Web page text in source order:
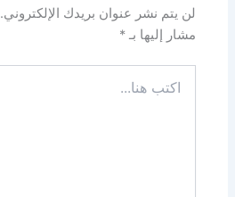
لن يتم نشر عنوان بريدك الإلكتروني.
مشار إليها بـ*
هنا...